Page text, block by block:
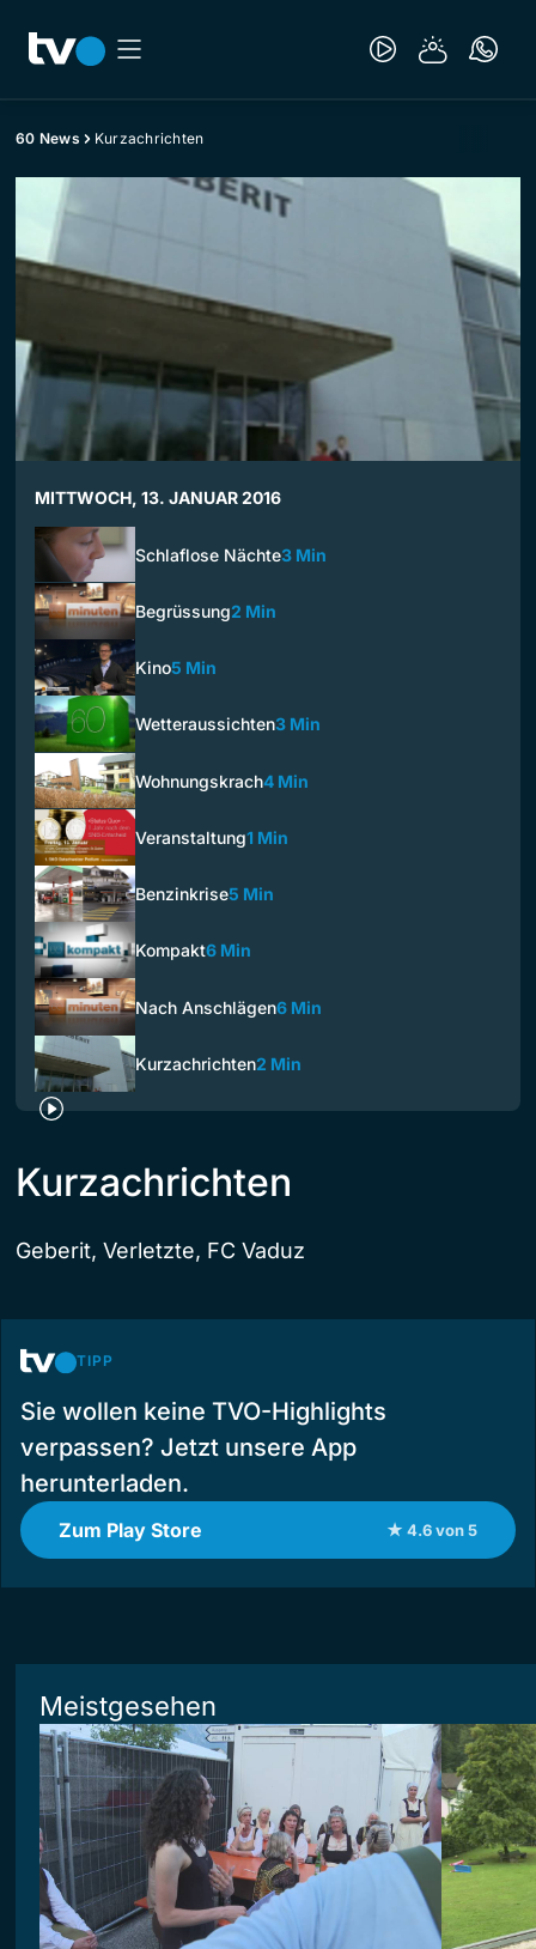
60 News Kurzachrichten
MITTWOCH, 13. JANUAR 2016
Schlaflose Nächte3 Min
Begrüssung2 Min
Kino5 Min
Wetteraussichten3 Min
Wohnungskrach4 Min
Veranstaltung1 Min
Benzinkrise5 Min
Kompakt6 Min
Nach Anschlägen6 Min
Kurzachrichten2 Min
Kurzachrichten
Geberit, Verletzte, FC Vaduz
TIPP
Sie wollen keine TVO-Highlights
verpassen? Jetzt unsere App
herunterladen.
Zum Play Store ★ 4.6 von 5
Meistgesehen